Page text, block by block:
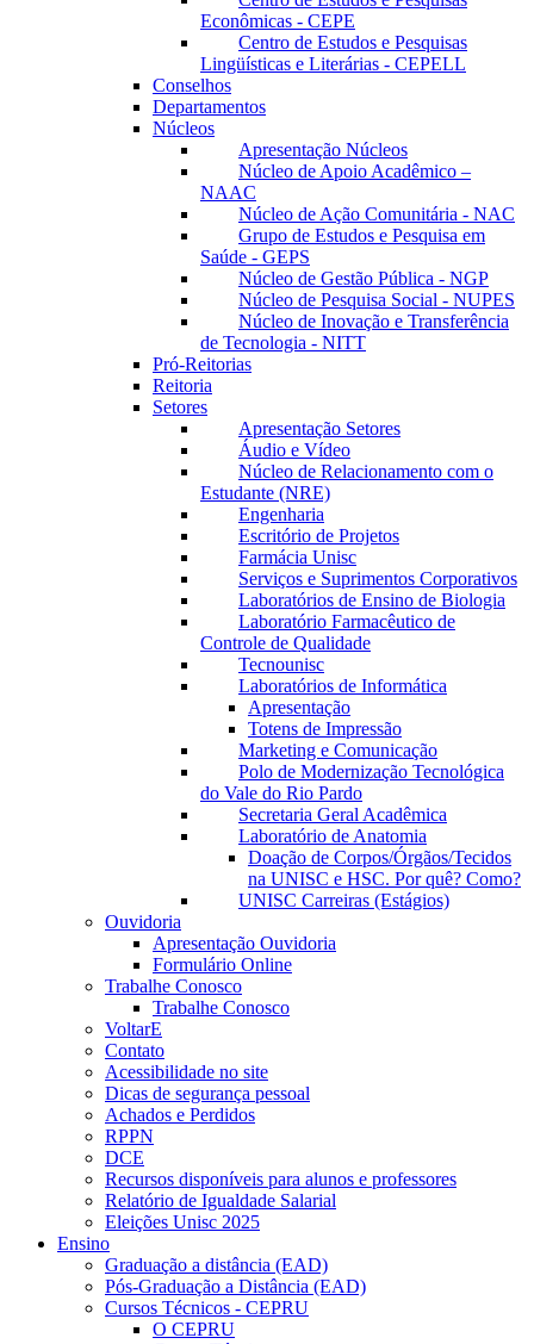
Econômicas - CEPE
Centro de Estudos e Pesquisas
Lingüísticas e Literárias - CEPELL
Conselhos
Departamentos
Núcleos
Apresentação Núcleos
Núcleo de Apoio Acadêmico –
NAAC
Núcleo de Ação Comunitária - NAC
Grupo de Estudos e Pesquisa em
Saúde - GEPS
Núcleo de Gestão Pública - NGP
Núcleo de Pesquisa Social - NUPES
Núcleo de Inovação e Transferência
de Tecnologia - NITT
Pró-Reitorias
Reitoria
Setores
Apresentação Setores
Áudio e Vídeo
Núcleo de Relacionamento com o
Estudante (NRE)
Engenharia
Escritório de Projetos
Farmácia Unisc
Serviços e Suprimentos Corporativos
Laboratórios de Ensino de Biologia
Laboratório Farmacêutico de
Controle de Qualidade
Tecnounisc
Laboratórios de Informática
Apresentação
Totens de Impressão
Marketing e Comunicação
Polo de Modernização Tecnológica
do Vale do Rio Pardo
Secretaria Geral Acadêmica
Laboratório de Anatomia
Doação de Corpos/Órgãos/Tecidos
na UNISC e HSC. Por quê? Como?
UNISC Carreiras (Estágios)
Ouvidoria
Apresentação Ouvidoria
Formulário Online
Trabalhe Conosco
Trabalhe Conosco
VoltarE
Contato
Acessibilidade no site
Dicas de segurança pessoal
Achados e Perdidos
RPPN
DCE
Recursos disponíveis para alunos e professores
Relatório de Igualdade Salarial
Eleições Unisc 2025
Ensino
Graduação a distância (EAD)
Pós-Graduação a Distância (EAD)
Cursos Técnicos - CEPRU
O CEPRU